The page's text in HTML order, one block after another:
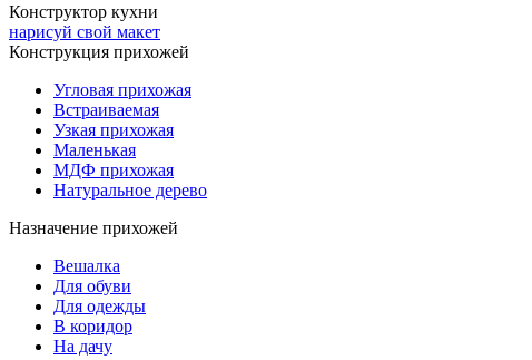
Конструктор кухни
нарисуй свой макет
Конструкция прихожей
Угловая прихожая
Встраиваемая
Узкая прихожая
Маленькая
МДФ прихожая
Натуральное дерево
Назначение прихожей
Вешалка
Для обуви
Для одежды
В коридор
На дачу